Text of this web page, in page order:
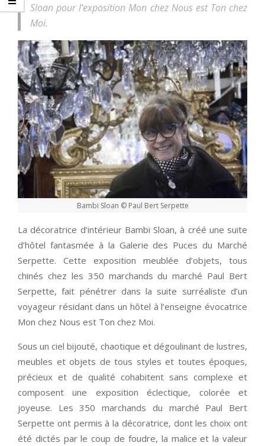
Sloan pour l’exposition Mon chez Nous est Ton chez
Moi.
Bambi Sloan © Paul Bert Serpette
La décoratrice d’intérieur Bambi Sloan, à créé une suite
d’hôtel fantasmée à la Galerie des Puces du Marché
Serpette. Cette exposition meublée d’objets, tous
chinés chez les 350 marchands du marché Paul Bert
Serpette, fait pénétrer dans la suite surréaliste d’un
voyageur résidant dans un hôtel à l’enseigne évocatrice
Mon chez Nous est Ton chez Moi.
Sous un ciel bijouté, chaotique et dégoulinant de lustres,
meubles et objets de tous styles et toutes époques,
précieux et de qualité cohabitent sans complexe et
composent une exposition éclectique, colorée et
joyeuse. Les 350 marchands du marché Paul Bert
Serpette ont permis à la décoratrice, dont les choix ont
été dictés par le coup de foudre, la malice et la valeur